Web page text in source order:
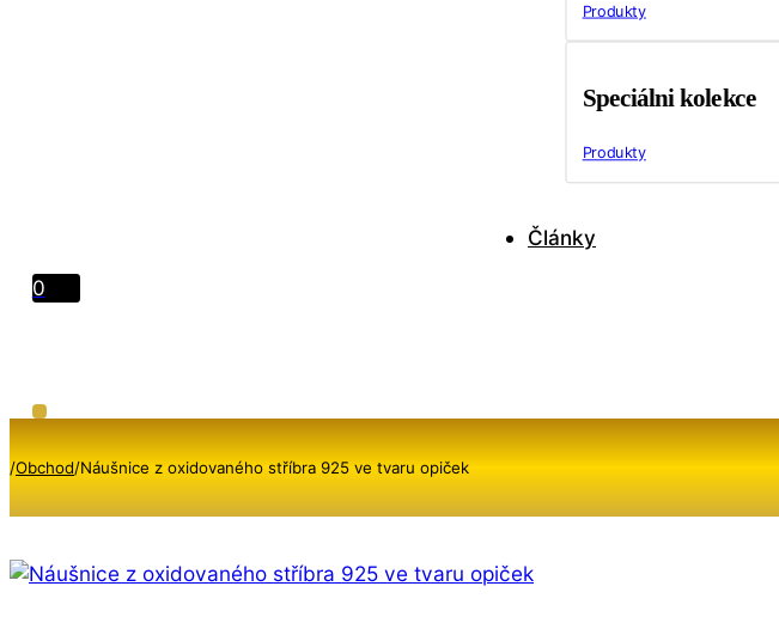
Produkty
Speciálni kolekce
Produkty
Články
0
/Obchod/Náušnice z oxidovaného stříbra 925 ve tvaru opiček